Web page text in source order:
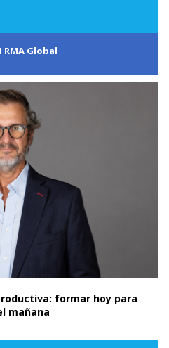
Global
formar hoy para
mañana